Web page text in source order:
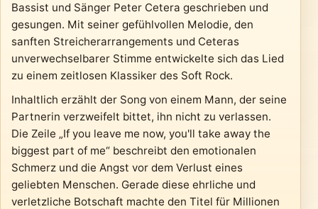
Bassist und Sänger Peter Cetera geschrieben und
gesungen. Mit seiner gefühlvollen Melodie, den
sanften Streicherarrangements und Ceteras
unverwechselbarer Stimme entwickelte sich das Lied
zu einem zeitlosen Klassiker des Soft Rock.
Inhaltlich erzählt der Song von einem Mann, der seine
Partnerin verzweifelt bittet, ihn nicht zu verlassen.
Die Zeile „If you leave me now, you'll take away the
biggest part of me“ beschreibt den emotionalen
Schmerz und die Angst vor dem Verlust eines
geliebten Menschen. Gerade diese ehrliche und
verletzliche Botschaft machte den Titel für Millionen